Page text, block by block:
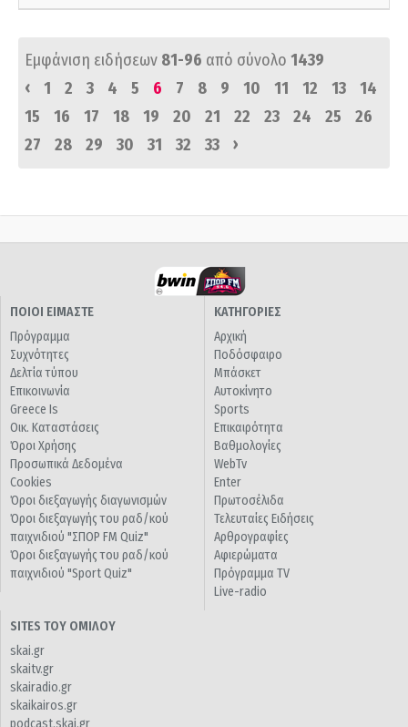
Εμφάνιση ειδήσεων 81-96 από σύνολο 1439
‹
1 2 3 4 5 6 7 8 9 10 11 12 13
14
15
16 17 18 19 20 21 22 23 24 25
26
27
28 29 30 31 32 33 ›
ΠΟΙΟΙ ΕΙΜΑΣΤΕ
Πρόγραμμα
Συχνότητες
Δελτία τύπου
Επικοινωνία
Greece Is
Οικ. Καταστάσεις
Όροι Χρήσης
Προσωπικά Δεδομένα
Cookies
Όροι διεξαγωγής διαγωνισμών
Όροι διεξαγωγής του ραδ/κού
παιχνιδιού "ΣΠΟΡ FM Quiz"
Όροι διεξαγωγής του ραδ/κού
παιχνιδιού "Sport Quiz"
ΚΑΤΗΓΟΡΙΕΣ
Αρχική
Ποδόσφαιρο
Μπάσκετ
Αυτοκίνητο
Sports
Επικαιρότητα
Βαθμολογίες
WebTv
Enter
Πρωτοσέλιδα
Τελευταίες Ειδήσεις
Αρθρογραφίες
Αφιερώματα
Πρόγραμμα TV
Live-radio
SITES ΤΟΥ ΟΜΙΛΟΥ
skai.gr
skaitv.gr
skairadio.gr
skaikairos.gr
podcast.skai.gr